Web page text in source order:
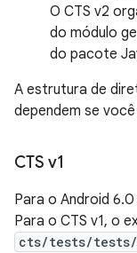
O CTS v2
do módulo
do pacote
A estrutura de
dependem se
CTS v1
Para o Android
Para o CTS v1, o
cts/tests/tests/